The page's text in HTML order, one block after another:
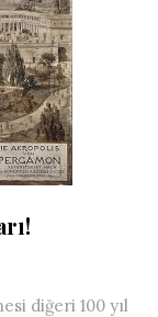
diğeri 100 yıl